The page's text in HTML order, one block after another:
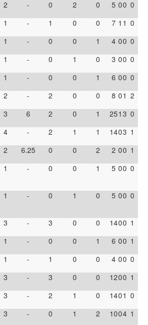
2 - 0 2 0 5 00 0
1 - 1 0 0 7 1 1 0
1 - 0 0 1 4 00 0
1 - 0 1 0 3 00 0
1 - 0 0 1 6 00 0
2 - 2 0 0 8 01 2
3 6 2 0 1 251 3 0
4 - 2 1 1 1403 1
2 6.25 0 0 2 2 00 1
1 - 0 0 1 5 00 0
1 - 0 1 0 5 00 0
3 - 3 0 0 1400 1
1 - 0 0 1 6 00 1
1 - 1 0 0 4 00 0
3 - 3 0 0 1200 1
3 - 2 1 0 1401 0
3 - 0 1 2 1004 1